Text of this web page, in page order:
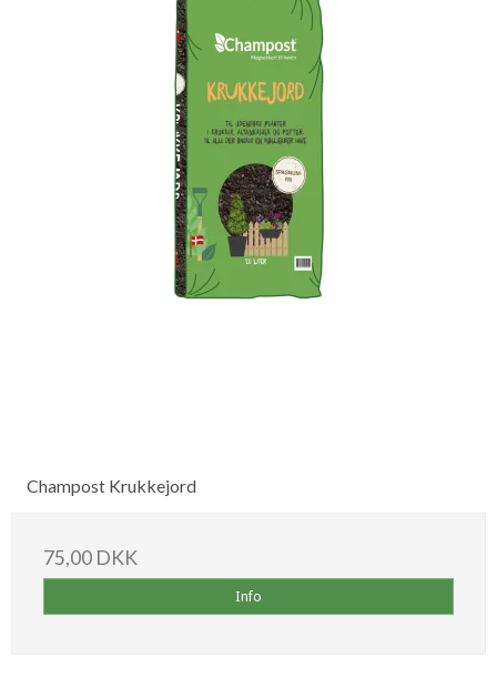
Champost Krukkejord
75,00 DKK
Info